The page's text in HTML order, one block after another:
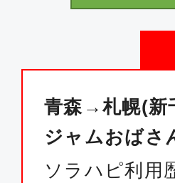
青森→札幌(新
ジャムおばさ
ソラハピ利用